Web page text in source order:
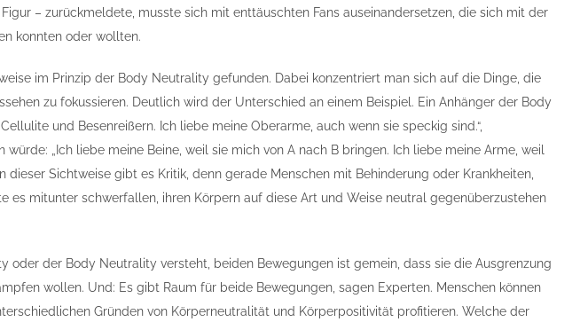
– zurückmeldete, musste sich mit enttäuschten Fans auseinandersetzen, die sich mit der
konnten oder wollten.
im Prinzip der Body Neutrality gefunden. Dabei konzentriert man sich auf die Dinge, die
zu fokussieren. Deutlich wird der Unterschied an einem Beispiel. Ein Anhänger der Body
und Besenreißern. Ich liebe meine Oberarme, auch wenn sie speckig sind.“,
„Ich liebe meine Beine, weil sie mich von A nach B bringen. Ich liebe meine Arme, weil
dieser Sichtweise gibt es Kritik, denn gerade Menschen mit Behinderung oder Krankheiten,
es mitunter schwerfallen, ihren Körpern auf diese Art und Weise neutral gegenüberzustehen
oder der Body Neutrality versteht, beiden Bewegungen ist gemein, dass sie die Ausgrenzung
wollen. Und: Es gibt Raum für beide Bewegungen, sagen Experten. Menschen können
Gründen von Körperneutralität und Körperpositivität profitieren. Welche der